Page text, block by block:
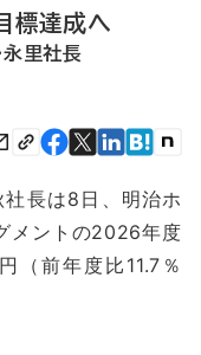
標達成へ
里社長
長は8日、明治ホ
メントの2026年度
（前年度比11.7％